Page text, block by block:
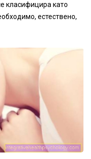
класифицира като
естествено,